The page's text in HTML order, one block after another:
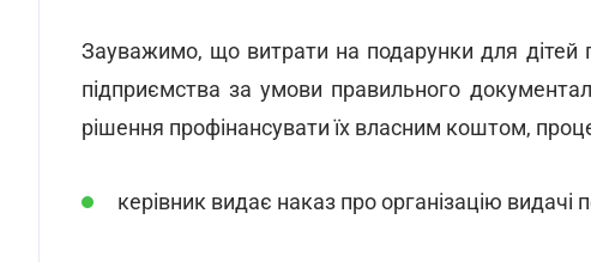
Зауважимо, що витрати на подарунки для дітей
підприємства за умови правильного
рішення профінансувати їх власним коштом,
керівник видає наказ про організацію видачі